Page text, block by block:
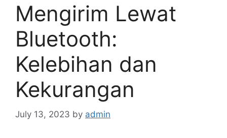
Mengirim Lewat
Bluetooth:
Kelebihan dan
Kekurangan
July 13, 2023 by admin